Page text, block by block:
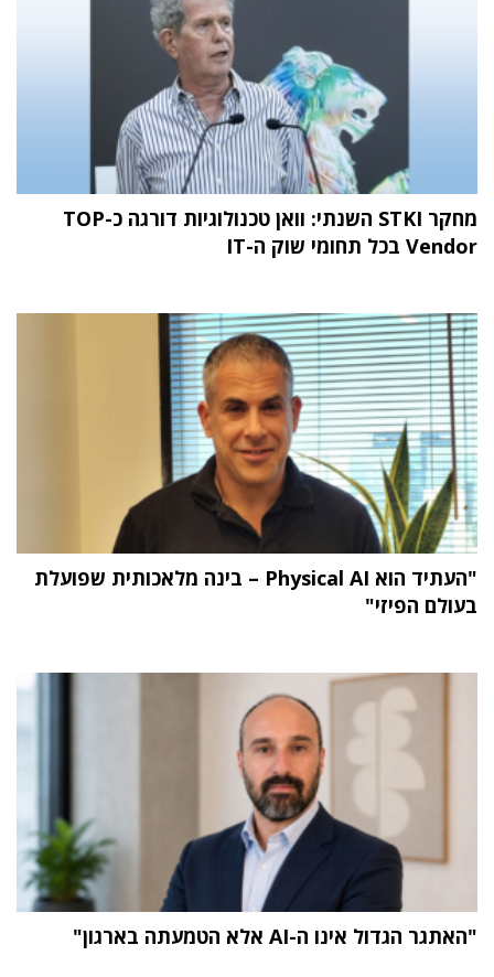
מחקר STKI השנתי: וואן טכנולוגיות דורגה כ-TOP
Vendor בכל תחומי שוק ה-IT
"העתיד הוא Physical AI – בינה מלאכותית שפועלת
בעולם הפיזי"
"האתגר הגדול אינו ה-AI אלא הטמעתה בארגון"